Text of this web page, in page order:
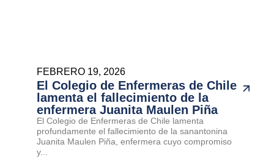
FEBRERO 19, 2026
El Colegio de Enfermeras de Chile
lamenta el fallecimiento de la
enfermera Juanita Maulen Piña
El Colegio de Enfermeras de Chile lamenta
profundamente el fallecimiento de la sanantonina
Juanita Maulen Piña, enfermera cuyo compromiso
y...